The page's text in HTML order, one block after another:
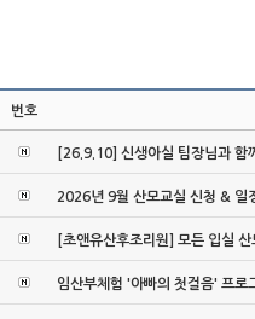
번호
[26.9.10] 신생아실 팀장님과 함
2026년 9월 산모교실 신청 & 일
[초앤유산후조리원] 모든 입실
임산부체험 '아빠의 첫걸음' 프로